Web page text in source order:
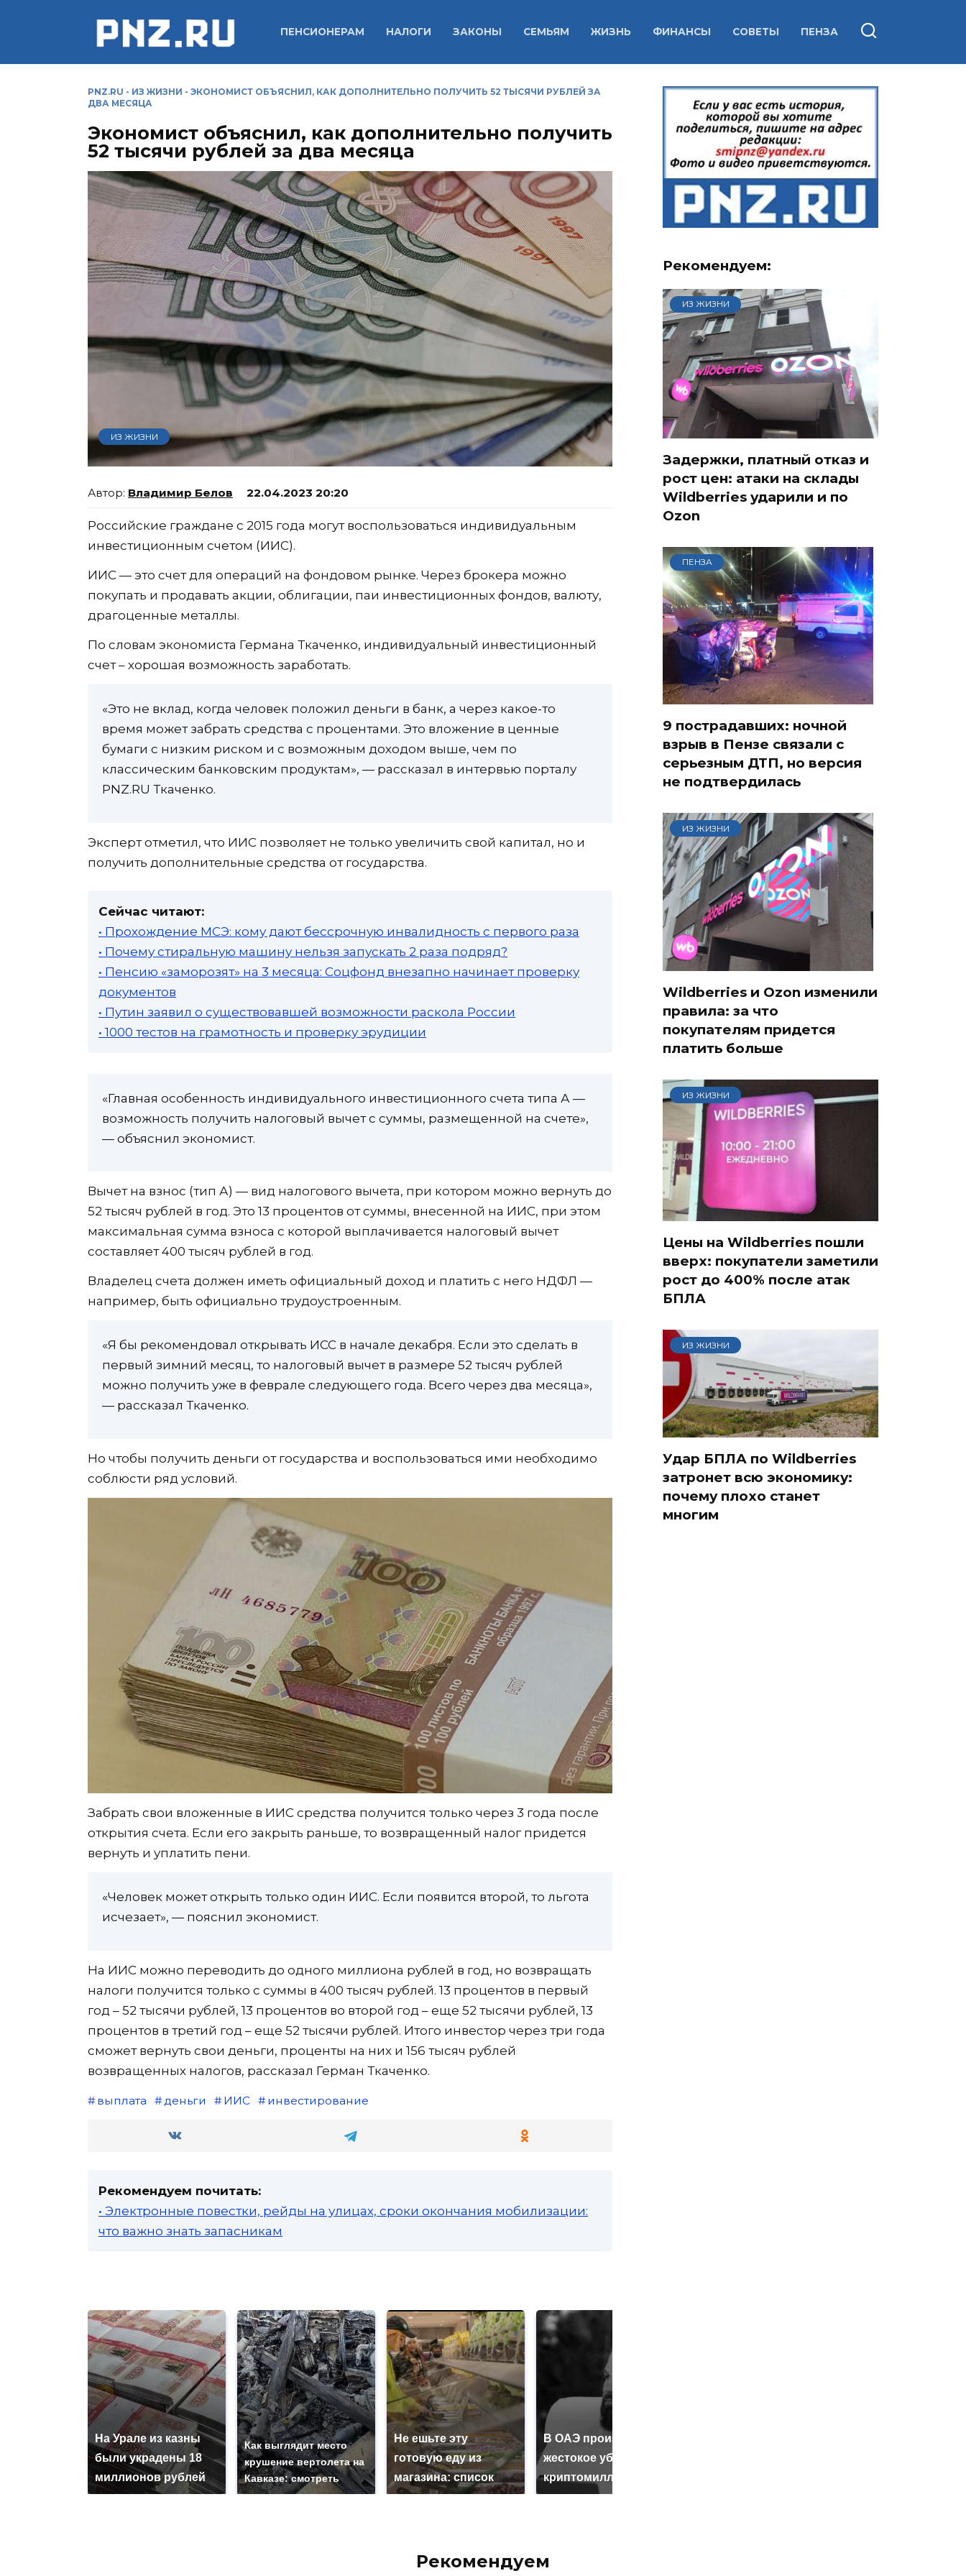
ПЕНСИОНЕРАМ НАЛОГИ ЗАКОНЫ СЕМЬЯМ ЖИЗНЬ ФИНАНСЫ СОВЕТЫ ПЕНЗА
PNZ.RU - ИЗ ЖИЗНИ - ЭКОНОМИСТ ОБЪЯСНИЛ, КАК ДОПОЛНИТЕЛЬНО ПОЛУЧИТЬ 52 ТЫСЯЧИ РУБЛЕЙ ЗА
ДВА МЕСЯЦА
Экономист объяснил, как дополнительно получить
52 тысячи рублей за два месяца
ИЗ ЖИЗНИ
Владимир Белов 22.04.2023 20:20
Российские граждане с 2015 года могут воспользоваться индивидуальным
инвестиционным счетом (ИИС).
ИИС — это счет для операций на фондовом рынке. Через брокера можно
покупать и продавать акции, облигации, паи инвестиционных фондов, валюту,
драгоценные металлы.
По словам экономиста Германа Ткаченко, индивидуальный инвестиционный
счет – хорошая возможность заработать.
«Это не вклад, когда человек положил деньги в банк, а через какое-то
время может забрать средства с процентами. Это вложение в ценные
бумаги с низким риском и с возможным доходом выше, чем по
классическим банковским продуктам», — рассказал в интервью порталу
PNZ.RU Ткаченко.
Эксперт отметил, что ИИС позволяет не только увеличить свой капитал, но и
получить дополнительные средства от государства.
Сейчас читают:
• Прохождение МСЭ: кому дают бессрочную инвалидность с первого раза
• Почему стиральную машину нельзя запускать 2 раза подряд?
• Пенсию «заморозят» на 3 месяца: Соцфонд внезапно начинает проверку
документов
• Путин заявил о существовавшей возможности раскола России
• 1000 тестов на грамотность и проверку эрудиции
«Главная особенность индивидуального инвестиционного счета типа А —
возможность получить налоговый вычет с суммы, размещенной на счете»,
— объяснил экономист.
Вычет на взнос (тип А) — вид налогового вычета, при котором можно вернуть до
52 тысяч рублей в год. Это 13 процентов от суммы, внесенной на ИИС, при этом
максимальная сумма взноса с которой выплачивается налоговый вычет
составляет 400 тысяч рублей в год.
Владелец счета должен иметь официальный доход и платить с него НДФЛ —
например, быть официально трудоустроенным.
«Я бы рекомендовал открывать ИСС в начале декабря. Если это сделать в
первый зимний месяц, то налоговый вычет в размере 52 тысяч рублей
можно получить уже в феврале следующего года. Всего через два месяца»,
— рассказал Ткаченко.
Но чтобы получить деньги от государства и воспользоваться ими необходимо
соблюсти ряд условий.
Забрать свои вложенные в ИИС средства получится только через 3 года после
открытия счета. Если его закрыть раньше, то возвращенный налог придется
вернуть и уплатить пени.
«Человек может открыть только один ИИС. Если появится второй, то льгота
исчезает», — пояснил экономист.
На ИИС можно переводить до одного миллиона рублей в год, но возвращать
налоги получится только с суммы в 400 тысяч рублей. 13 процентов в первый
год – 52 тысячи рублей, 13 процентов во второй год – еще 52 тысячи рублей, 13
процентов в третий год – еще 52 тысячи рублей. Итого инвестор через три года
сможет вернуть свои деньги, проценты на них и 156 тысяч рублей
возвращенных налогов, рассказал Герман Ткаченко.
выплата деньги ИИС инвестирование
Рекомендуем почитать:
• Электронные повестки, рейды на улицах, сроки окончания мобилизации:
что важно знать запасникам
На Урале из казны
были украдены 18
миллионов рублей
Как выглядит место
крушение вертолета на
Кавказе: смотреть
Не ешьте эту
готовую еду из
магазина: список
В ОАЭ произошло
жестокое убийство
криптомиллионера
Рекомендуем:
ИЗ ЖИЗНИ
Задержки, платный отказ и
рост цен: атаки на склады
Wildberries ударили и по
Ozon
ПЕНЗА
9 пострадавших: ночной
взрыв в Пензе связали с
серьезным ДТП, но версия
не подтвердилась
ИЗ ЖИЗНИ
Wildberries и Ozon изменили
правила: за что
покупателям придется
платить больше
ИЗ ЖИЗНИ
Цены на Wildberries пошли
вверх: покупатели заметили
рост до 400% после атак
БПЛА
ИЗ ЖИЗНИ
Удар БПЛА по Wildberries
затронет всю экономику:
почему плохо станет
многим
Рекомендуем